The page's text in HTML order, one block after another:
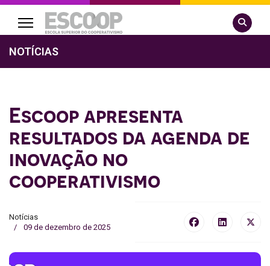
Pesquisar
NOTÍCIAS
Escoop apresenta
resultados da agenda de
inovação no
cooperativismo
Notícias
09 de dezembro de 2025